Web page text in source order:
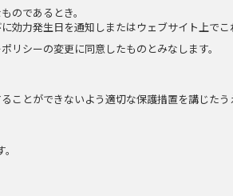
のであるとき。
力発生日を通知しまたはウェブサイト上でこ
リシーの変更に同意したものとみなします。
ことができないよう適切な保護措置を講じた